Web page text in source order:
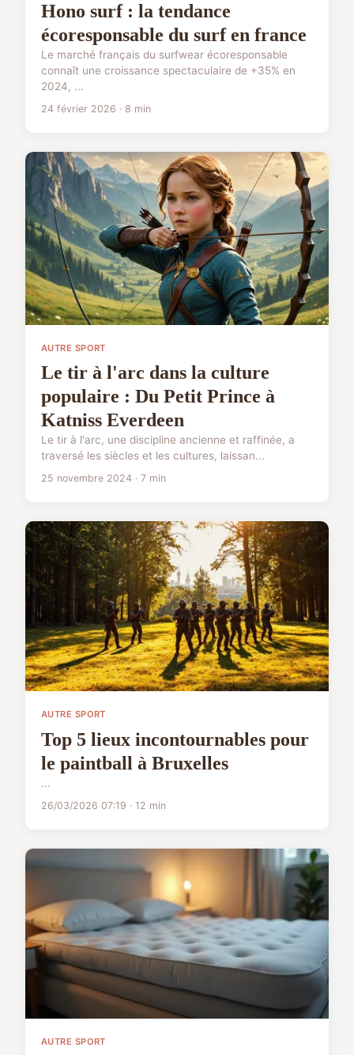
Hono surf : la tendance
écoresponsable du surf en france
Le marché français du surfwear écoresponsable
connaît une croissance spectaculaire de +35% en
2024, ...
24 février 2026 · 8 min
AUTRE SPORT
Le tir à l'arc dans la culture
populaire : Du Petit Prince à
Katniss Everdeen
Le tir à l'arc, une discipline ancienne et raffinée, a
traversé les siècles et les cultures, laissan...
25 novembre 2024 · 7 min
AUTRE SPORT
Top 5 lieux incontournables pour
le paintball à Bruxelles
...
26/03/2026 07:19 · 12 min
AUTRE SPORT